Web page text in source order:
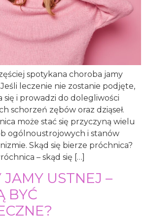
spotykana choroba jamy
leczenie nie zostanie podjęte,
się i prowadzi do dolegliwości
schorzeń zębów oraz dziąseł.
może stać się przyczyną wielu
ogólnoustrojowych i stanów
Skąd się bierze próchnica?
– skąd się […]
JAMY USTNEJ –
BYĆ